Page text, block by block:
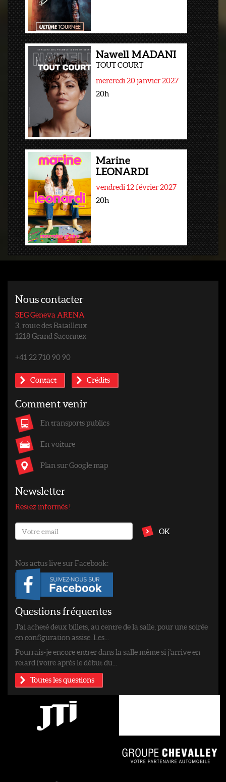
Nawell MADANI
TOUT COURT
mercredi 20 janvier 2027
20h
Marine
LEONARDI
vendredi 12 février 2027
20h
Nous contacter
SEG Geneva ARENA
3, route des Batailleux
1218 Grand Saconnex
+41 22 710 90 90
Contact Crédits
Comment venir
En transports publics
En voiture
Plan sur Google map
Newsletter
Restez informés !
OK
Nos actus live sur Facebook:
Questions fréquentes
J'ai acheté deux billets, au centre de la salle, pour une soirée
en configuration assise. Les...
Pourrais-je encore entrer dans la salle même si j'arrive en
retard (voire après le début du...
Toutes les questions